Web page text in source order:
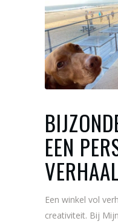
EEN
VERHAAL
Een winkel vol
creativiteit. Bij